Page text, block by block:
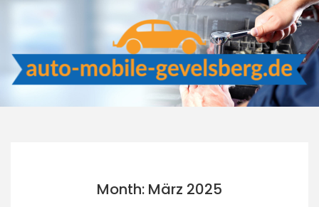
Skip
content
Month: März 2025